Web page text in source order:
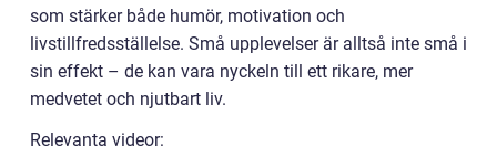
som stärker både humör, motivation och
livstillfredsställelse. Små upplevelser är alltså inte små i
sin effekt – de kan vara nyckeln till ett rikare, mer
medvetet och njutbart liv.
Relevanta videor: